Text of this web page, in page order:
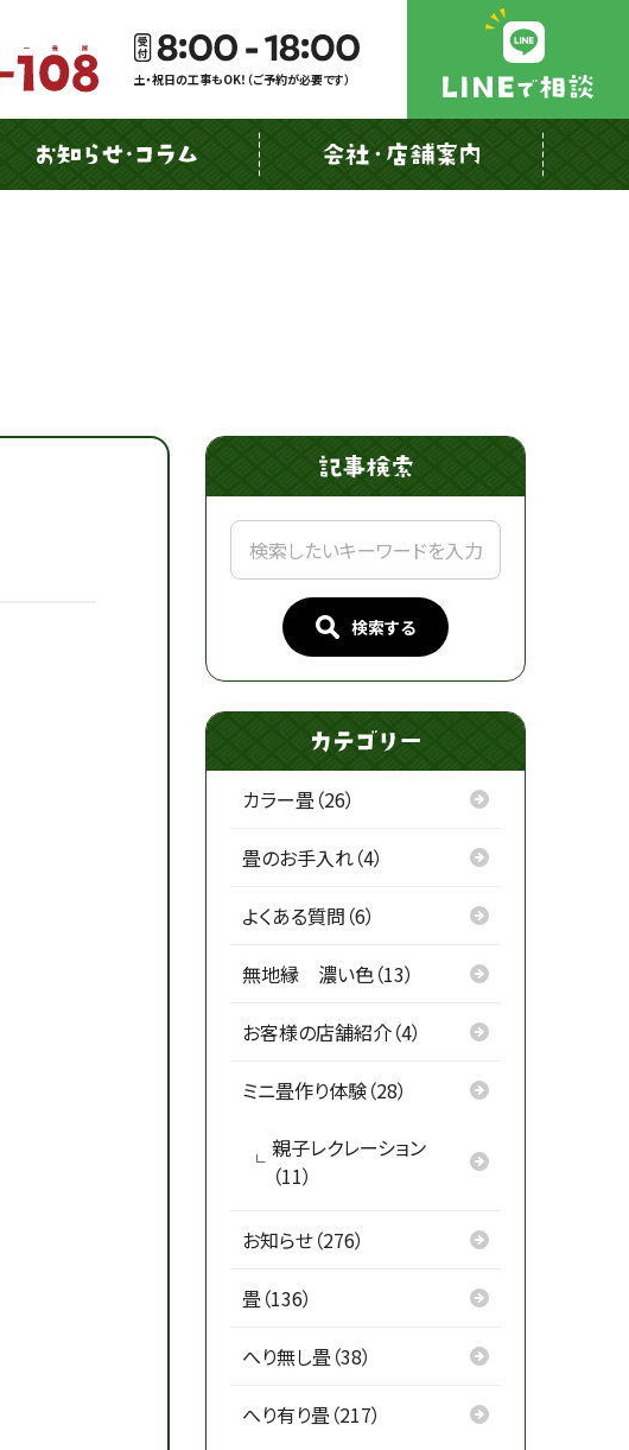
土・祝日の工事もOK！（ご予約が必要です）
検索する
カラー畳（26）
畳のお手入れ（4）
よくある質問（6）
無地縁 濃い色（13）
お客様の店舗紹介（4）
ミニ畳作り体験（28）
親子レクレーション
（11）
お知らせ（276）
畳（136）
へり無し畳（38）
へり有り畳（217）